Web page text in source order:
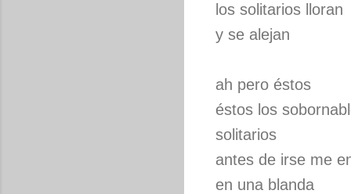
los solitarios lloran
y se alejan
ah pero éstos
éstos los
solitarios
antes de irse me
en una blanda